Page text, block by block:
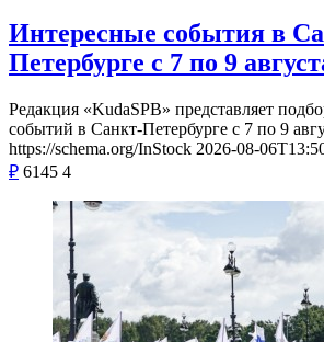
Интересные события в
Петербурге с 7 по 9
Редакция «KudaSPB» представляет
событий в Санкт-Петербурге с 7 по 9
https://schema.org/InStock 2026-08-
₽ 6145 4